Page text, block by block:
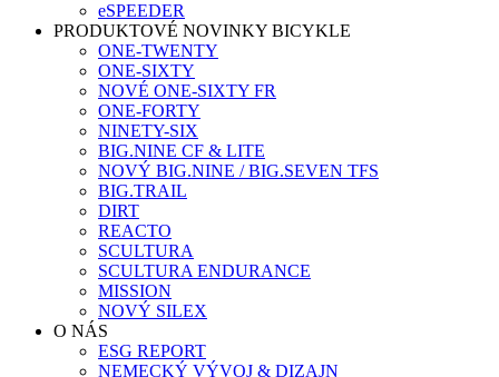
eSPEEDER
PRODUKTOVÉ NOVINKY BICYKLE
ONE-TWENTY
ONE-SIXTY
NOVÉ ONE-SIXTY FR
ONE-FORTY
NINETY-SIX
BIG.NINE CF & LITE
NOVÝ BIG.NINE / BIG.SEVEN TFS
BIG.TRAIL
DIRT
REACTO
SCULTURA
SCULTURA ENDURANCE
MISSION
NOVÝ SILEX
O NÁS
ESG REPORT
NEMECKÝ VÝVOJ & DIZAJN